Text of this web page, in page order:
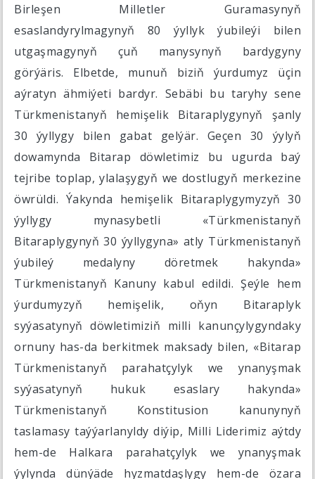
Birleşen Milletler Guramasynyň
esaslandyrylmagynyň 80 ýyllyk ýubileýi bilen
utgaşmagynyň çuň manysynyň bardygyny
görýäris. Elbetde, munuň biziň ýurdumyz üçin
aýratyn ähmiýeti bardyr. Sebäbi bu taryhy sene
Türkmenistanyň hemişelik Bitaraplygynyň şanly
30 ýyllygy bilen gabat gelýär. Geçen 30 ýylyň
dowamynda Bitarap döwletimiz bu ugurda baý
tejribe toplap, ylalaşygyň we dostlugyň merkezine
öwrüldi. Ýakynda hemişelik Bitaraplygymyzyň 30
ýyllygy mynasybetli «Türkmenistanyň
Bitaraplygynyň 30 ýyllygyna» atly Türkmenistanyň
ýubileý medalyny döretmek hakynda»
Türkmenistanyň Kanuny kabul edildi. Şeýle hem
ýurdumyzyň hemişelik, oňyn Bitaraplyk
syýasatynyň döwletimiziň milli kanunçylygyndaky
ornuny has-da berkitmek maksady bilen, «Bitarap
Türkmenistanyň parahatçylyk we ynanyşmak
syýasatynyň hukuk esaslary hakynda»
Türkmenistanyň Konstitusion kanunynyň
taslamasy taýýarlanyldy diýip, Milli Liderimiz aýtdy
hem-de Halkara parahatçylyk we ynanyşmak
ýylynda dünýäde hyzmatdaşlygy hem-de özara